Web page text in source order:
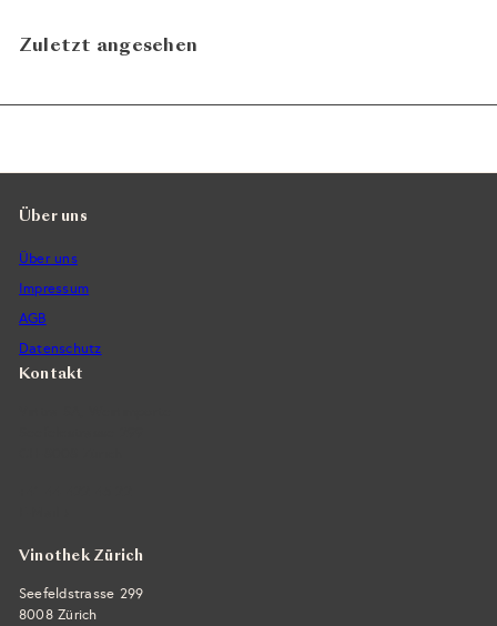
Zuletzt angesehen
Über uns
Über uns
Impressum
AGB
Datenschutz
Kontakt
Vinothek Zürich
Seefeldstrasse 299
8008 Zürich